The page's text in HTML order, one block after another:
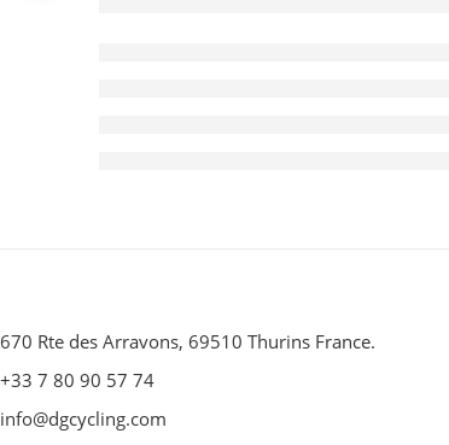
670 Rte des Arravons, 69510 Thurins France.
+33 7 80 90 57 74
info@dgcycling.com